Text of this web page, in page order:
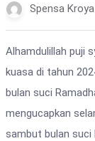
Spensa
Alhamdulillah puji
kuasa di tahun
bulan suci
mengucapkan
sambut bulan suci